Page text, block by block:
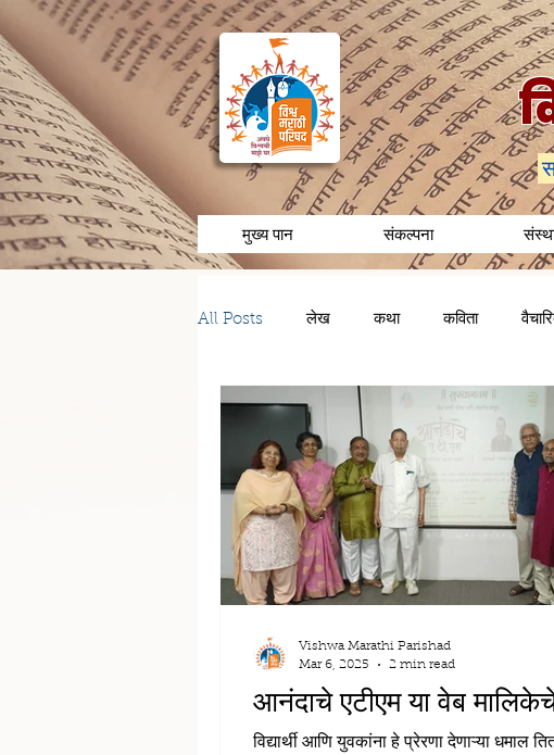
मुख्य पान संकल्पना
All Posts लेख कथा कविता
चरित्र/व्यक्तीविशेष अनुभव/आठवणी
आनंदाचे एटीएम या वेब
विद्यार्थी आणि युवकांना हे प्रेरणा देणाऱ्या धमाल
Vishwa Marathi Parishad
Mar 6, 2025
2 min read